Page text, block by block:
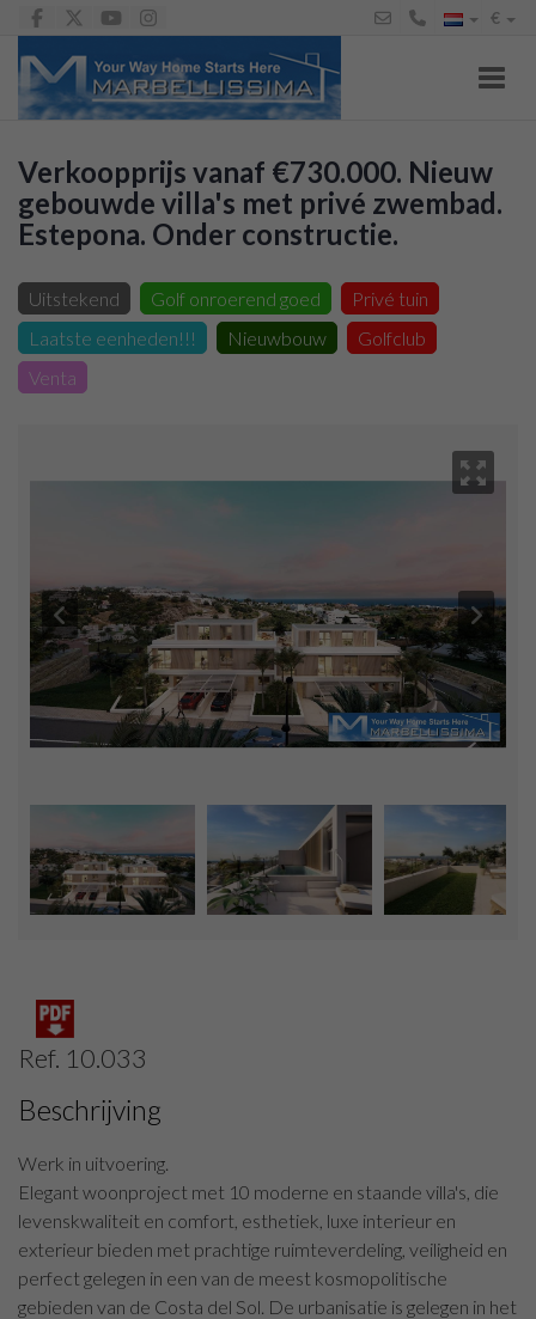
€
Verkoopprijs vanaf €730.000. Nieuw
gebouwde villa's met privé zwembad.
Estepona. Onder constructie.
Uitstekend Golf onroerend goed
Privé tuin
Laatste eenheden!!!
Nieuwbouw
Golfclub
Venta
Ref. 10.033
Beschrijving
Werk in uitvoering.
Elegant woonproject met 10 moderne en staande villa's, die
levenskwaliteit en comfort, esthetiek, luxe interieur en
exterieur bieden met prachtige ruimteverdeling, veiligheid en
perfect gelegen in een van de meest kosmopolitische
gebieden van de Costa del Sol. De urbanisatie is gelegen in het